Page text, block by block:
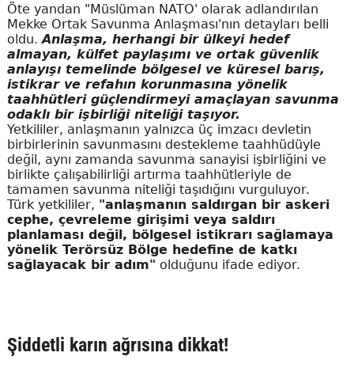
Öte yandan "Müslüman NATO' olarak adlandırılan
Mekke Ortak Savunma Anlaşması'nın detayları belli
oldu.Anlaşma, herhangi bir ülkeyi hedef
almayan, külfet paylaşımı ve ortak güvenlik
anlayışı temelinde bölgesel ve küresel barış,
istikrar ve refahın korunmasına yönelik
taahhütleri güçlendirmeyi amaçlayan savunma
odaklı bir işbirliği niteliği taşıyor.
Yetkililer, anlaşmanın yalnızca üç imzacı devletin
birbirlerinin savunmasını destekleme taahhüdüyle
değil, aynı zamanda savunma sanayisi işbirliğini ve
birlikte çalışabilirliği artırma taahhütleriyle de
tamamen savunma niteliği taşıdığını vurguluyor.
Türk yetkililer, "anlaşmanın saldırgan bir askeri
cephe, çevreleme girişimi veya saldırı
planlaması değil, bölgesel istikrarı sağlamaya
yönelik Terörsüz Bölge hedefine de katkı
sağlayacak bir adım" olduğunu ifade ediyor.
Şiddetli karın ağrısına dikkat!